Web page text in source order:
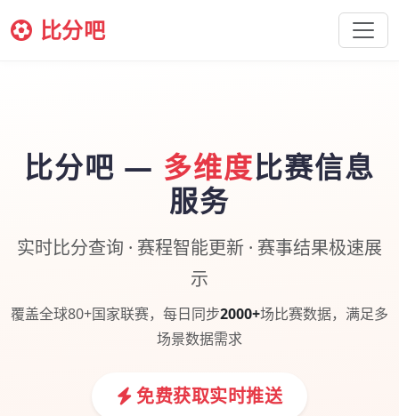
比分吧
比分吧 — 多维度比赛信息
服务
实时比分查询 · 赛程智能更新 · 赛事结果极速展
示
覆盖全球80+国家联赛，每日同步2000+场比赛数据，满足多
场景数据需求
免费获取实时推送